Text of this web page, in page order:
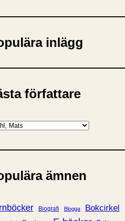
inlägg
författare
ämnen
Biografi Blogga Bokcirkel